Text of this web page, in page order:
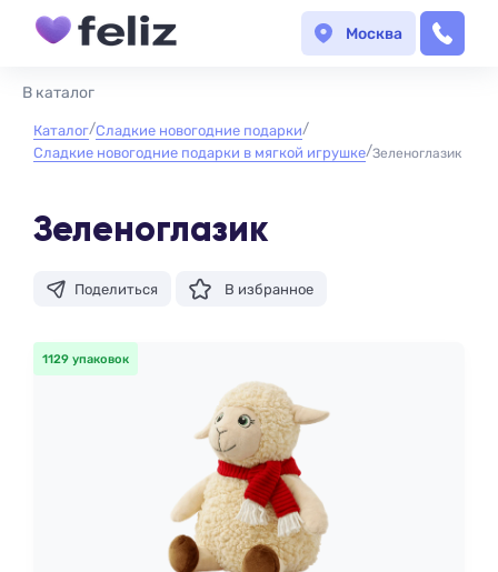
Москва
В каталог
Каталог Сладкие новогодние подарки
Сладкие новогодние подарки в мягкой игрушке Зеленоглазик
Зеленоглазик
Поделиться В избранное
1129 упаковок